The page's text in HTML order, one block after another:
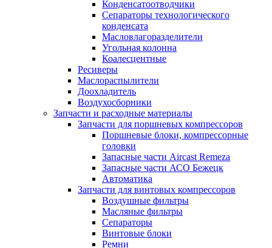
Конденсатоотводчики
Сепараторы технологического
конденсата
Масловлагоразделители
Угольная колонна
Коалесцентные
Ресиверы
Маслораспылители
Доохладитель
Воздухосборники
Запчасти и расходные материалы
Запчасти для поршневых компрессоров
Поршневые блоки, компрессорные
головки
Запасные части Aircast Remeza
Запасные части АСО Бежецк
Автоматика
Запчасти для винтовых компрессоров
Воздушные фильтры
Масляные фильтры
Сепараторы
Винтовые блоки
Ремни